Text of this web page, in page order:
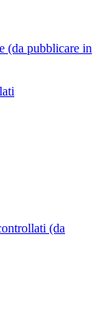
(da pubblicare in
(da